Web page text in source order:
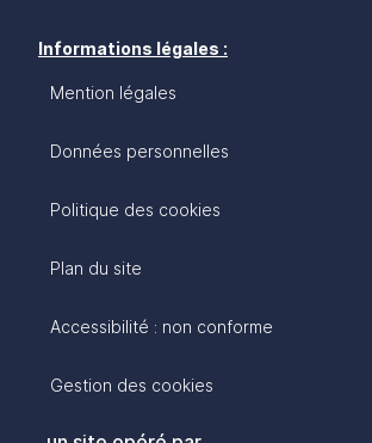
Informations légales :
Mention légales
Données personnelles
Politique des cookies
Plan du site
Accessibilité : non conforme
Gestion des cookies